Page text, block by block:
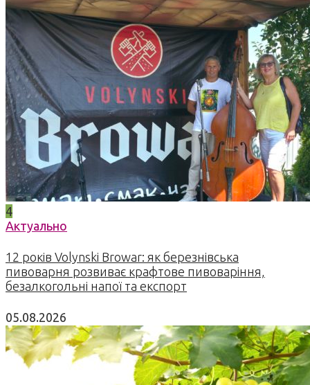
4
Актуально
12 років Volynski Browar: як березнівська
пивоварня розвиває крафтове пивоваріння,
безалкогольні напої та експорт
05.08.2026